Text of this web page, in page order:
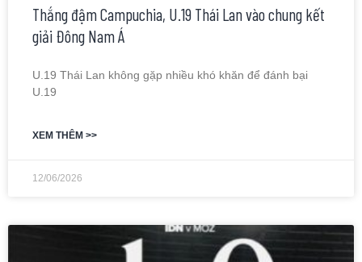
Thắng đậm Campuchia, U.19 Thái Lan vào chung kết
giải Đông Nam Á
U.19 Thái Lan không gặp nhiều khó khăn để đánh bại
U.19
XEM THÊM >>
12/06/2026